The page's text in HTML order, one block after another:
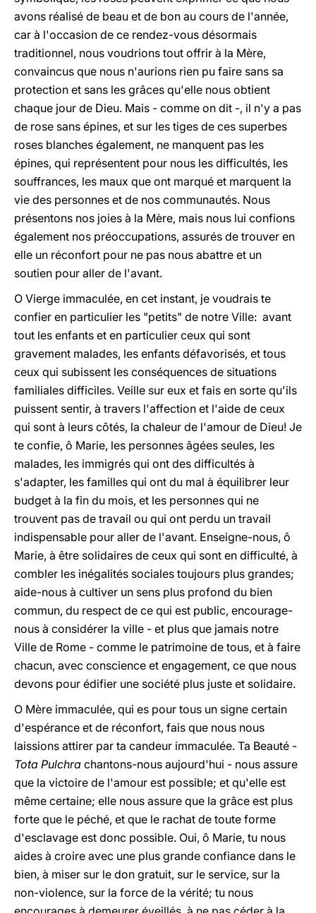
avons réalisé de beau et de bon au cours de l'année,
car à l'occasion de ce rendez-vous désormais
traditionnel, nous voudrions tout offrir à la Mère,
convaincus que nous n'aurions rien pu faire sans sa
protection et sans les grâces qu'elle nous obtient
chaque jour de Dieu. Mais - comme on dit -, il n'y a pas
de rose sans épines, et sur les tiges de ces superbes
roses blanches également, ne manquent pas les
épines, qui représentent pour nous les difficultés, les
souffrances, les maux que ont marqué et marquent la
vie des personnes et de nos communautés. Nous
présentons nos joies à la Mère, mais nous lui confions
également nos préoccupations, assurés de trouver en
elle un réconfort pour ne pas nous abattre et un
soutien pour aller de l'avant.
O Vierge immaculée, en cet instant, je voudrais te
confier en particulier les "petits" de notre Ville: avant
tout les enfants et en particulier ceux qui sont
gravement malades, les enfants défavorisés, et tous
ceux qui subissent les conséquences de situations
familiales difficiles. Veille sur eux et fais en sorte qu'ils
puissent sentir, à travers l'affection et l'aide de ceux
qui sont à leurs côtés, la chaleur de l'amour de Dieu! Je
te confie, ô Marie, les personnes âgées seules, les
malades, les immigrés qui ont des difficultés à
s'adapter, les familles qui ont du mal à équilibrer leur
budget à la fin du mois, et les personnes qui ne
trouvent pas de travail ou qui ont perdu un travail
indispensable pour aller de l'avant. Enseigne-nous, ô
Marie, à être solidaires de ceux qui sont en difficulté, à
combler les inégalités sociales toujours plus grandes;
aide-nous à cultiver un sens plus profond du bien
commun, du respect de ce qui est public, encourage-
nous à considérer la ville - et plus que jamais notre
Ville de Rome - comme le patrimoine de tous, et à faire
chacun, avec conscience et engagement, ce que nous
devons pour édifier une société plus juste et solidaire.
O Mère immaculée, qui es pour tous un signe certain
d'espérance et de réconfort, fais que nous nous
laissions attirer par ta candeur immaculée. Ta Beauté -
Tota Pulchra chantons-nous aujourd'hui - nous assure
que la victoire de l'amour est possible; et qu'elle est
même certaine; elle nous assure que la grâce est plus
forte que le péché, et que le rachat de toute forme
d'esclavage est donc possible. Oui, ô Marie, tu nous
aides à croire avec une plus grande confiance dans le
bien, à miser sur le don gratuit, sur le service, sur la
non-violence, sur la force de la vérité; tu nous